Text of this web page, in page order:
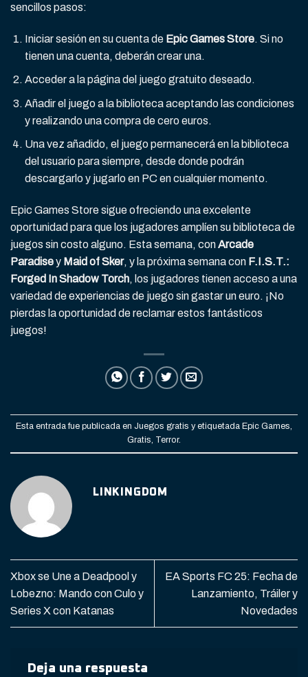
sencillos pasos:
Iniciar sesión en su cuenta de Epic Games Store. Si no
tienen una cuenta, deberán crear una.
Acceder a la página del juego gratuito deseado.
Añadir el juego a la biblioteca aceptando las condiciones
y realizando una compra de cero euros.
Una vez añadido, el juego permanecerá en la biblioteca
del usuario para siempre, desde donde podrán
descargarlo y jugarlo en PC en cualquier momento.
Epic Games Store sigue ofreciendo una excelente
oportunidad para que los jugadores amplíen su biblioteca de
juegos sin costo alguno. Esta semana, conArcade
Paradisey Maid of Sker, y la próxima semana con F.I.S.T.:
Forged In Shadow Torch, los jugadores tienen acceso a una
variedad de experiencias de juego sin gastar un euro. ¡No
pierdas la oportunidad de reclamar estos fantásticos
juegos!
Esta entrada fue publicada en Juegos gratis y etiquetada Epic Games,
Gratis, Terror.
LINKINGDOM
Xbox se Une a Deadpool y
Lobezno: Mando con Culo y
Series X con Katanas
EA Sports FC 25: Fecha de
Lanzamiento, Tráiler y
Novedades
Deja una respuesta